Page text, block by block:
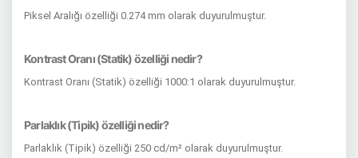
Piksel Aralığı özelliği 0.274 mm olarak duyurulmuştur.
Kontrast Oranı (Statik) özelliği nedir?
Kontrast Oranı (Statik) özelliği 1000:1 olarak duyurulmuştur.
Parlaklık (Tipik) özelliği nedir?
Parlaklık (Tipik) özelliği 250 cd/m² olarak duyurulmuştur.